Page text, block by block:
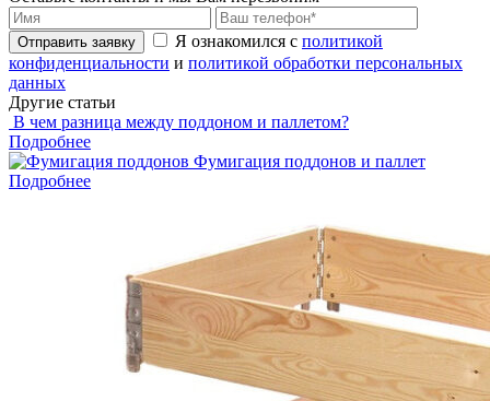
Отправить заявку Я ознакомился с политикой
конфиденциальности и политикой обработки персональных
данных
Другие статьи
В чем разница между поддоном и паллетом?
Подробнее
Фумигация поддонов и паллет
Подробнее